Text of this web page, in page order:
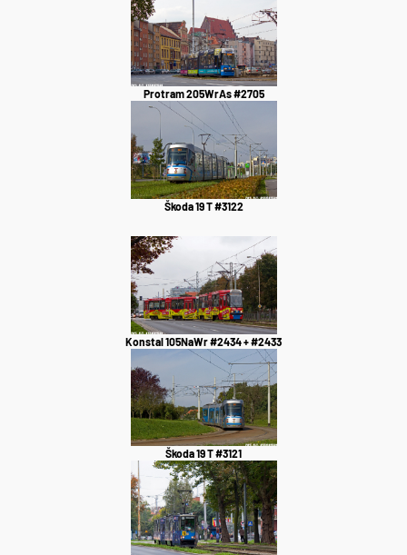
Protram 205WrAs #2705
Škoda 19 T #3122
Konstal 105NaWr #2434 + #2433
Škoda 19 T #3121